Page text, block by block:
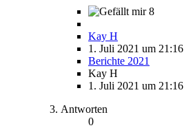
8
Kay H
1. Juli 2021 um 21:16
Berichte 2021
Kay H
1. Juli 2021 um 21:16
Antworten
0